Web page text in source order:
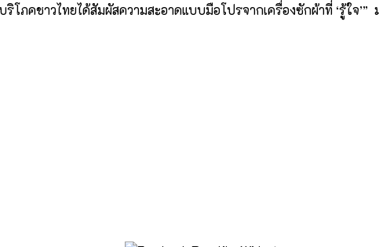
ริโภคชาวไทยได้สัมผัสความสะอาดแบบมือโปรจากเครื่องซักผ้าที่ ‘รู้ใจ’”